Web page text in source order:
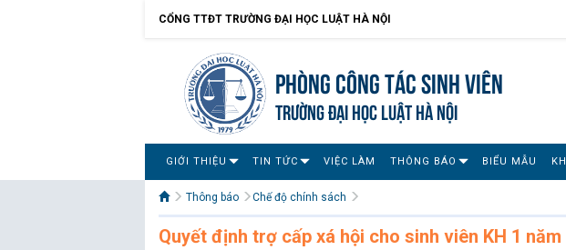
CỔNG TTĐT TRƯỜNG ĐẠI HỌC LUẬT HÀ NỘI
Phòng Công tác sinh viên
TRƯỜNG ĐẠI HỌC LUẬT HÀ NỘI
GIỚI THIỆU TIN TỨC VIỆC LÀM THÔNG BÁO BIỂU MẪU
Thông báo Chế độ chính sách
Quyết định trợ cấp xá hội cho sinh viên KH 1